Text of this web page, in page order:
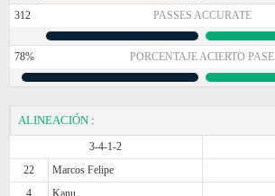
312 PASSES ACCURATE
78% PORCENTAJE ACIERTO PASE
ALINEACIÓN :
3-4-1-2
22
Marcos Felipe
4
Kanu